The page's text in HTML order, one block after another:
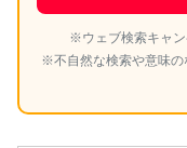
※ウェブ検索キャン
※不自然な検索や意味の